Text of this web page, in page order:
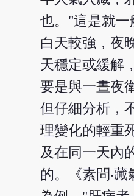
也。"這是就一
白天較強，夜
天穩定或緩解
要是與一晝夜
但仔細分析，
理變化的輕重
及在同一天內
的。《素問‧